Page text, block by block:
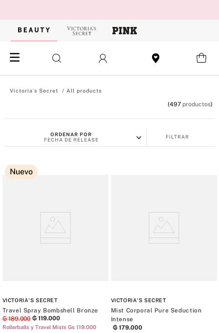
All products
497 productos
ORDENAR POR
FECHA DE RELEASE
FILTRAR
Nuevo
VICTORIA'S SECRET
Travel Spray Bombshell Bronze
₲ 189.000 ₲ 119.000
Rollerballs y Travel Mists Gs 119.000
VICTORIA'S SECRET
Mist Corporal Pure Seduction
Intense
₲ 179.000